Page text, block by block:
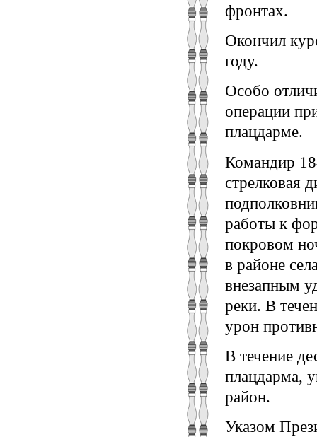
фронтах.
Окончил
году.
Особо
операции
плацдарме.
Командир
стрелковая
работы к
покровом
в районе
внезапным
реки. В
урон
В течение
плацдарма,
район.
Указом